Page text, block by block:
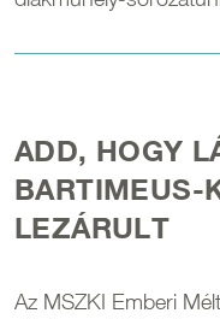
ADD, HOGY
BARTIMEUS-
LEZÁRULT
Az MSZKI Emberi